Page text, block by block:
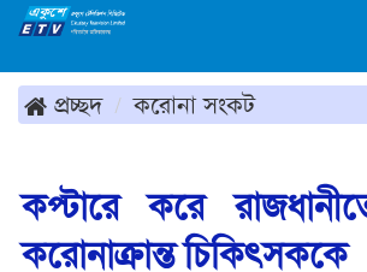
প্রচ্ছদ করোনা সংকট
কপ্টারে করে
করোনাক্রান্ত চিকিৎসককে